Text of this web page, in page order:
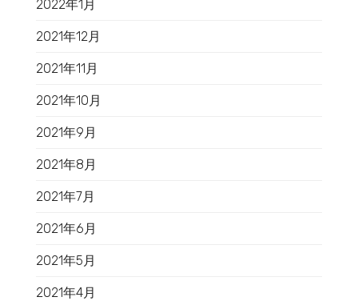
2022年1月
2021年12月
2021年11月
2021年10月
2021年9月
2021年8月
2021年7月
2021年6月
2021年5月
2021年4月